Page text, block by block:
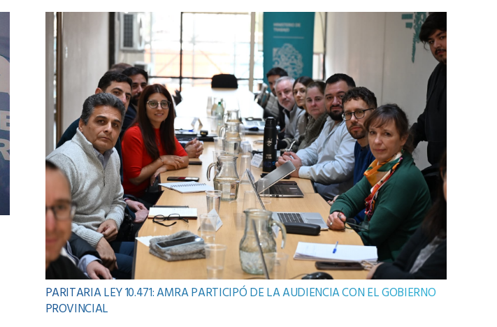
PARITARIA LEY 10.471: AMRA PARTICIPÓ DE LA AUDIENCIA CON EL GOBIERNO
PROVINCIAL